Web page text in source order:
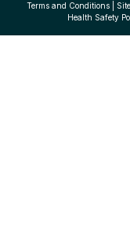
Terms and Conditions|
Health Safety